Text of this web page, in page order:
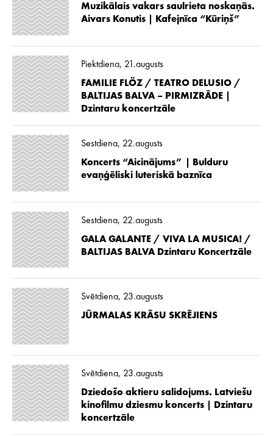
Muzikālais vakars saulrieta noskaņās.
Aivars Konutis | Kafejnīca “Kūriņš”
Piektdiena, 21.augusts
FAMILIE FLÖZ / TEATRO DELUSIO /
BALTIJAS BALVA – PIRMIZRĀDE |
Dzintaru koncertzāle
Sestdiena, 22.augusts
Koncerts “Aicinājums” | Bulduru
evaņģēliski luteriskā baznīca
Sestdiena, 22.augusts
GALA GALANTE / VIVA LA MUSICA! /
BALTIJAS BALVA Dzintaru Koncertzāle
Svētdiena, 23.augusts
JŪRMALAS KRĀSU SKRĒJIENS
Svētdiena, 23.augusts
Dziedošo aktieru salidojums. Latviešu
kinofilmu dziesmu koncerts | Dzintaru
koncertzāle